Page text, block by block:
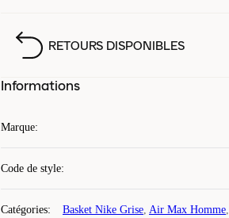
RETOURS DISPONIBLES
Informations
Marque:
Code de style:
Catégories: Basket Nike Grise, Air Max Homme,